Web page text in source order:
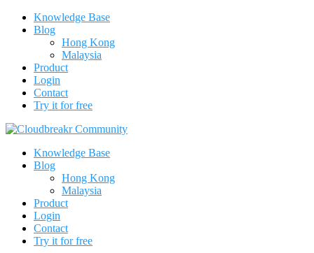
Knowledge Base
Blog
Hong Kong
Malaysia
Product
Login
Contact
Try it for free
Knowledge Base
Blog
Hong Kong
Malaysia
Product
Login
Contact
Try it for free